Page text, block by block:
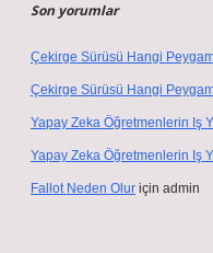
Son yorumlar
Çekirge Sürüsü Hangi
Çekirge Sürüsü Hangi
Yapay Zeka Öğretmenlerin Iş
Yapay Zeka Öğretmenlerin Iş
Fallot Neden Olur için admin